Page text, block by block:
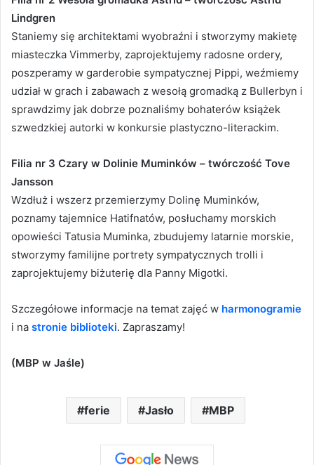
Lindgren
Staniemy się architektami wyobraźni i stworzymy makietę
miasteczka Vimmerby, zaprojektujemy radosne ordery,
poszperamy w garderobie sympatycznej Pippi, weźmiemy
udział w grach i zabawach z wesołą gromadką z Bullerbyn i
sprawdzimy jak dobrze poznaliśmy bohaterów książek
szwedzkiej autorki w konkursie plastyczno-literackim.
Filia nr 3 Czary w Dolinie Muminków – twórczość Tove
Jansson
Wzdłuż i wszerz przemierzymy Dolinę Muminków,
poznamy tajemnice Hatifnatów, posłuchamy morskich
opowieści Tatusia Muminka, zbudujemy latarnie morskie,
stworzymy familijne portrety sympatycznych trolli i
zaprojektujemy biżuterię dla Panny Migotki.
Szczegółowe informacje na temat zajęć w harmonogramie
i na stronie biblioteki. Zapraszamy!
(MBP w Jaśle)
ferie Jasło MBP